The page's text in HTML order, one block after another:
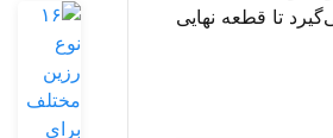
تا قطعه نهایی